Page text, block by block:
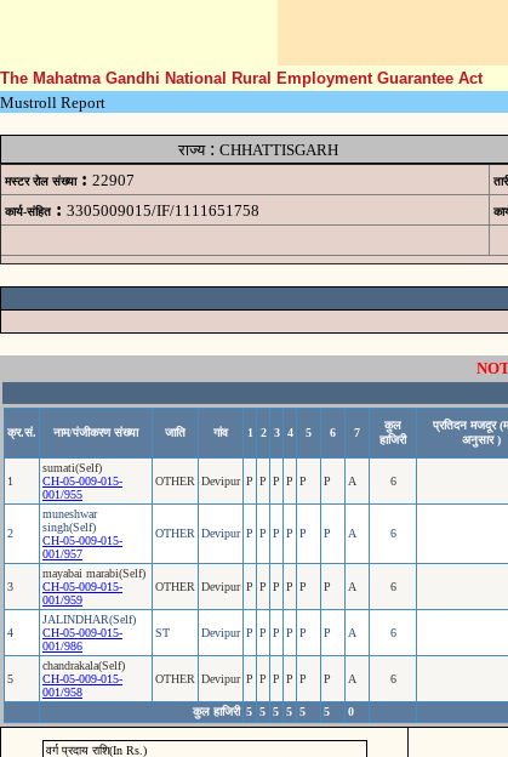
The Mahatma Gandhi National Rural Employment Guarantee Act
Mustroll Report
राज्य: CHHATTISGARH
मस्टर रोल संख्या : 22907
कार्य-संहित : 3305009015/IF/1111651758
क्र.सं. नाम/पंजीकरण संख्या जाति गांव 1 2 3 4 5 6 7
कुल
हाजिरी
प्रतिदन मजदूर
अनुसार )
1
sumati(Self)
CH-05-009-015-
001/955
OTHER Devipur P P P P P P A 6
2
muneshwar
singh(Self)
CH-05-009-015-
001/957
OTHER Devipur P P P P P P A 6
3
mayabai marabi(Self)
CH-05-009-015-
001/959
OTHER Devipur P P P P P P A 6
4
JALINDHAR(Self)
CH-05-009-015-
001/986
ST Devipur P P P P P P A 6
5
chandrakala(Self)
CH-05-009-015-
001/958
OTHER Devipur P P P P P P A 6
कुल हाजिरी 5 5 5 5 5 5 0
वर्ग प्रदाय राशि(In Rs.)